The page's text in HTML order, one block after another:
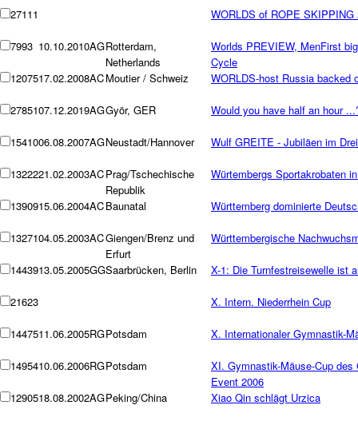
27111 WORLDS of ROPE SKIPPING
7993 10.10.2010AGRotterdam,
Netherlands
Worlds PREVIEW, MenFirst
Cycle
1207517.02.2008ACMoutier / Schweiz WORLDS-host Russia backed
2785107.12.2019AGGyör, GER Would you have half an hour
1541006.08.2007AGNeustadt/Hannover Wulf GREITE - Jubiläen im
1322221.02.2003ACPrag/Tschechische
Republik
Würtembergs Sportakrobaten
1390915.06.2004ACBaunatal Württemberg dominierte
1327104.05.2003ACGiengen/Brenz und
Erfurt
Württembergische
1443913.05.2005GGSaarbrücken, Berlin X-1: Die Turnfestreisewelle ist
21623 X. Intern. Niederrhein Cup
1447511.06.2005RGPotsdam X. Internationaler Gymnastik-
1495410.06.2006RGPotsdam
XI. Gymnastik-Mäuse-Cup
Event 2006
1290518.08.2002AGPeking/China Xiao Qin schlägt Urzica